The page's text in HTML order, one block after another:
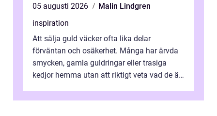
05 augusti 2026
Malin Lindgren
inspiration
Att sälja guld väcker ofta lika delar
förväntan och osäkerhet. Många har ärvda
smycken, gamla guldringar eller trasiga
kedjor hemma utan att riktigt veta vad de är